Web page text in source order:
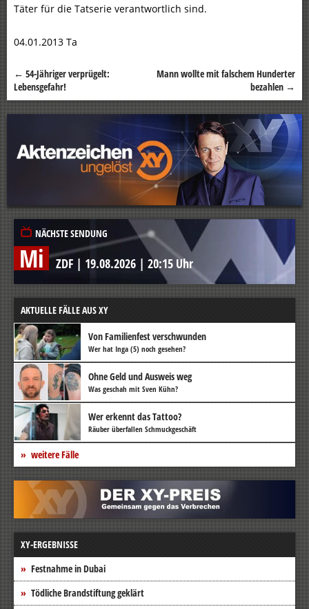
Täter für die Tatserie verantwortlich sind.
04.01.2013 Ta
Beitragsnavigation
← 54-Jähriger verprügelt:
Lebensgefahr!
Mann wollte mit falschem Hunderter
bezahlen →
NÄCHSTE SENDUNG
Mi ZDF | 19.08.2026 | 20:15 Uhr
AKTUELLE FÄLLE AUS XY
Von Familienfest verschwunden
Wer hat Inga (5) noch gesehen?
Ohne Geld und Ausweis weg
Was geschah mit Sven Kühn?
Wer erkennt das Tattoo?
Räuber überfallen Schmuckgeschäft
weitere Fälle
XY-ERGEBNISSE
Festnahme in Dubai
Tödliche Brandstiftung geklärt